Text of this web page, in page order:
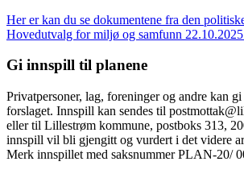
Her er kan du se dokumentene fra den
Hovedutvalg for miljø og samfunn
Gi innspill til planene
Privatpersoner, lag, foreninger og andre kan
forslaget. Innspill kan sendes til
eller til Lillestrøm kommune, postboks 313,
innspill vil bli gjengitt og vurdert i det videre
Merk innspillet med saksnummer PLAN-20/